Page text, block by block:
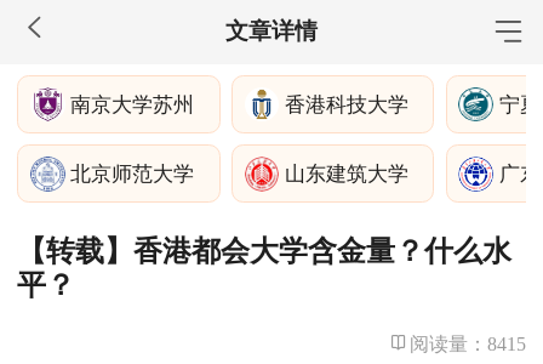
文章详情
MBA工商管理
院校库 考试报名 招生政策 学制学费
报名流程
考试真题
报考经验 招生简章
MEM工程管理
院校库
南京大学苏州 香港科技大学 宁
北京师范大学 山东建筑大学
【转载】香港都会大学含金量？什么水
平？
阅读量： 8415